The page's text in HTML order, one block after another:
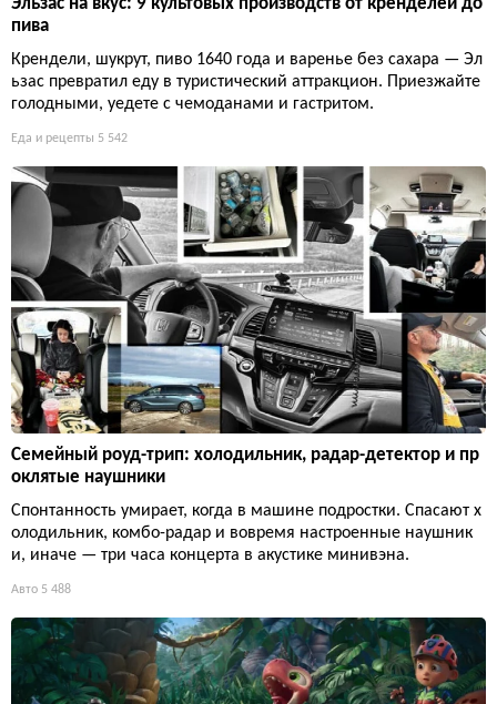
Эльзас на вкус: 9 культовых производств от кренделей до
пива
Крендели, шукрут, пиво 1640 года и варенье без сахара — Эл
ьзас превратил еду в туристический аттракцион. Приезжайте
голодными, уедете с чемоданами и гастритом.
Еда и рецепты 5 542
Семейный роуд-трип: холодильник, радар-детектор и пр
оклятые наушники
Спонтанность умирает, когда в машине подростки. Спасают х
олодильник, комбо-радар и вовремя настроенные наушник
и, иначе — три часа концерта в акустике минивэна.
Авто 5 488